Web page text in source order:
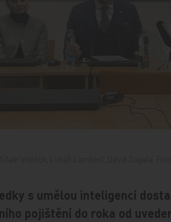
s umělou inteligencí
pojištění do roka od